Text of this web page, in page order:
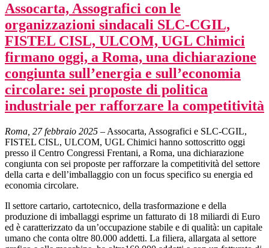
Assocarta, Assografici con le
organizzazioni sindacali SLC-CGIL,
FISTEL CISL, ULCOM, UGL Chimici
firmano oggi, a Roma, una dichiarazione
congiunta sull’energia e sull’economia
circolare: sei proposte di politica
industriale per rafforzare la competitività
Roma, 27 febbraio 2025 – Assocarta, Assografici e SLC-CGIL,
FISTEL CISL, ULCOM, UGL Chimici hanno sottoscritto oggi
presso il Centro Congressi Frentani, a Roma, una dichiarazione
congiunta con sei proposte per rafforzare la competitività del settore
della carta e dell’imballaggio con un focus specifico su energia ed
economia circolare.
Il settore cartario, cartotecnico, della trasformazione e della
produzione di imballaggi esprime un fatturato di 18 miliardi di Euro
ed è caratterizzato da un’occupazione stabile e di qualità: un capitale
umano che conta oltre 80.000 addetti. La filiera, allargata al settore